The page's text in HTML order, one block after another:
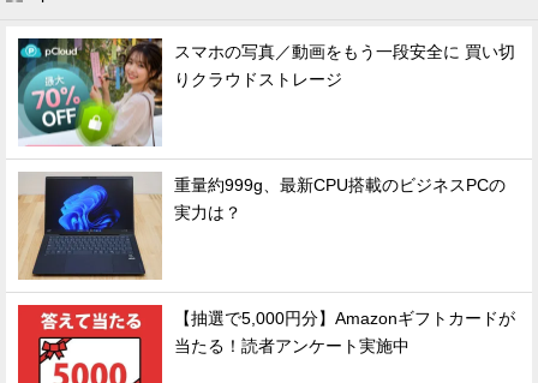
スマホの写真／動画をもう一段安全に 買い切
りクラウドストレージ
重量約999g、最新CPU搭載のビジネスPCの
実力は？
【抽選で5,000円分】Amazonギフトカードが
当たる！読者アンケート実施中